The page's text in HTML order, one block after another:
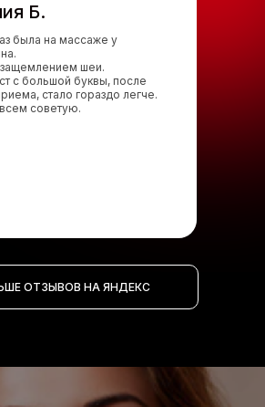
Б.
была на массаже у
шеи.
с большой буквы, после
стало гораздо легче.
советую.
ОТЗЫВОВ НА ЯНДЕКС